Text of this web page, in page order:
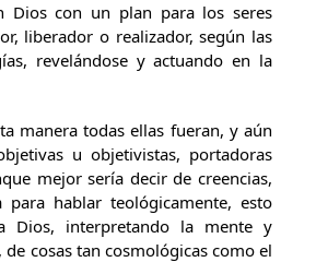
Dios con un plan para los seres
liberador o realizador, según las
revelándose y actuando en la
manera todas ellas fueran, y aún
u objetivistas, portadoras
mejor sería decir de creencias,
para hablar teológicamente, esto
Dios, interpretando la mente y
cosas tan cosmológicas como el